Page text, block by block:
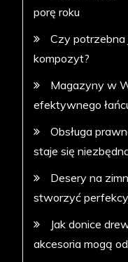
porę roku
Czy potrzebna
kompozyt?
Magazyny w
efektywnego
Obsługa
staje się
Desery na
stworzyć
Jak donice
akcesoria mogą